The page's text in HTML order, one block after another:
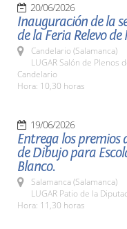
20/06/2026
Inauguración de la
de la Feria Relevo
Candelario (Salamanca)
LUGAR Salón de Plenos
Candelario
Hora: 10,30 horas
19/06/2026
Entrega los premios
de Dibujo para
Blanco.
Salamanca (Salamanca)
LUGAR Patio de la
Hora: 11,30 horas